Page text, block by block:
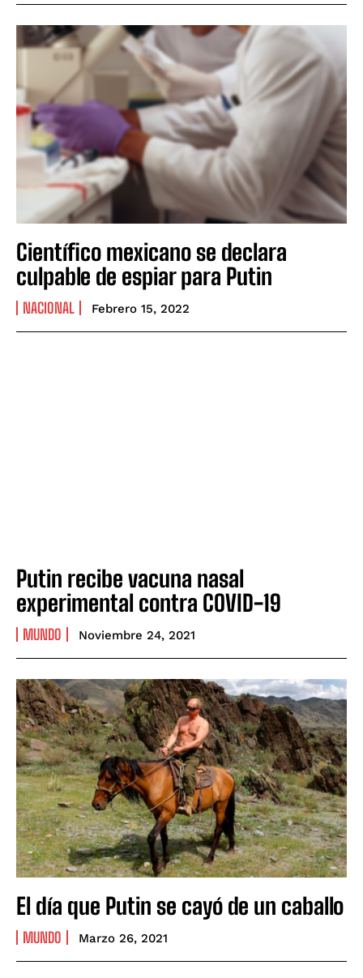
Científico mexicano se declara
culpable de espiar para Putin
NACIONAL Febrero 15, 2022
Putin recibe vacuna nasal
experimental contra COVID-19
MUNDO Noviembre 24, 2021
El día que Putin se cayó de un caballo
MUNDO Marzo 26, 2021